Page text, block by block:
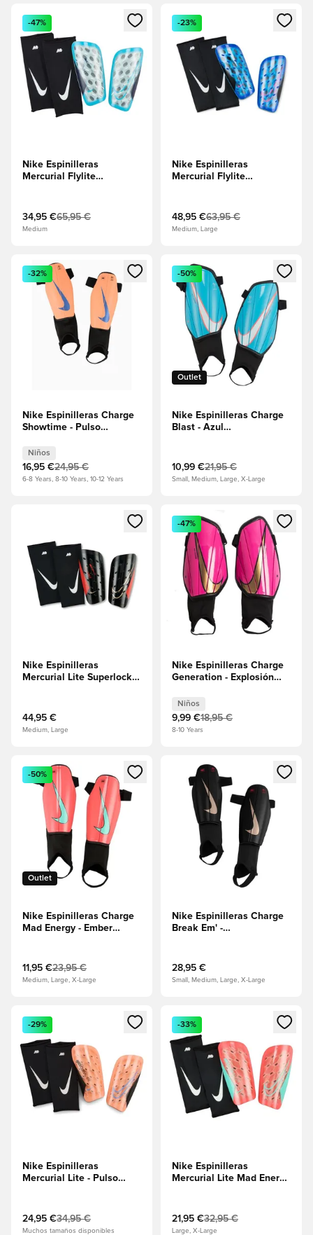
Abre un modal para iniciar sesión o registrarse como
-47%
Nike Espinilleras
Mercurial Flylite
34,95 €65,95 €
Medium
Abre un modal para iniciar
-23%
Nike Espinilleras
Mercurial Flylite
rosa
48,95 €63,95 €
Medium, Large
Abre un modal para iniciar sesión o registrarse como
-32%
Nike Espinilleras Charge
Showtime - Pulso
naranja - Niños
Niños
16,95 €24,95 €
6-8 Years, 8-10 Years, 10-12 Years
Abre un modal para iniciar
Outlet
-50%
Nike Espinilleras Charge
Blast - Azul
10,99 €21,95 €
Small, Medium, Large, X-Large
Abre un modal para iniciar sesión o registrarse como
Nike Espinilleras
Mercurial Lite Superlock
44,95 €
Medium, Large
Abre un modal para iniciar
-47%
Nike Espinilleras Charge
Generation - Explosión
metálico Niños
Niños
9,99 €18,95 €
8-10 Years
Abre un modal para iniciar sesión o registrarse como
Outlet
-50%
Nike Espinilleras Charge
Mad Energy - Ember
11,95 €23,95 €
Medium, Large, X-Large
Abre un modal para iniciar
Nike Espinilleras Charge
Break Em' -
28,95 €
Small, Medium, Large, X-Large
Abre un modal para iniciar sesión o registrarse como
-29%
Nike Espinilleras
Mercurial Lite - Pulso
24,95 €34,95 €
Muchos tamaños disponibles
Abre un modal para iniciar
-33%
Nike Espinilleras
Mercurial Lite Mad Energy
21,95 €32,95 €
Large, X-Large